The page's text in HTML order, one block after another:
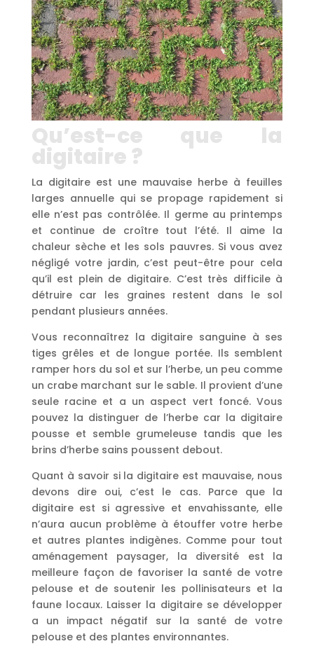
Qu’est-ce que la
digitaire ?
La digitaire est une mauvaise herbe à feuilles
larges annuelle qui se propage rapidement si
elle n’est pas contrôlée. Il germe au printemps
et continue de croître tout l’été. Il aime la
chaleur sèche et les sols pauvres. Si vous avez
négligé votre jardin, c’est peut-être pour cela
qu’il est plein de digitaire. C’est très difficile à
détruire car les graines restent dans le sol
pendant plusieurs années.
Vous reconnaîtrez la digitaire sanguine à ses
tiges grêles et de longue portée. Ils semblent
ramper hors du sol et sur l’herbe, un peu comme
un crabe marchant sur le sable. Il provient d’une
seule racine et a un aspect vert foncé. Vous
pouvez la distinguer de l’herbe car la digitaire
pousse et semble grumeleuse tandis que les
brins d’herbe sains poussent debout.
Quant à savoir si la digitaire est mauvaise, nous
devons dire oui, c’est le cas. Parce que la
digitaire est si agressive et envahissante, elle
n’aura aucun problème à étouffer votre herbe
et autres plantes indigènes. Comme pour tout
aménagement paysager, la diversité est la
meilleure façon de favoriser la santé de votre
pelouse et de soutenir les pollinisateurs et la
faune locaux. Laisser la digitaire se développer
a un impact négatif sur la santé de votre
pelouse et des plantes environnantes.